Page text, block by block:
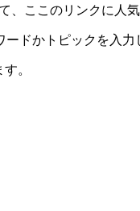
、ここのリンクに人
ドかトピックを入力
。